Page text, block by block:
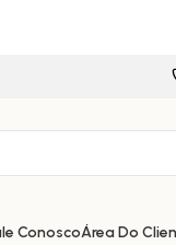
ConoscoÁrea Do